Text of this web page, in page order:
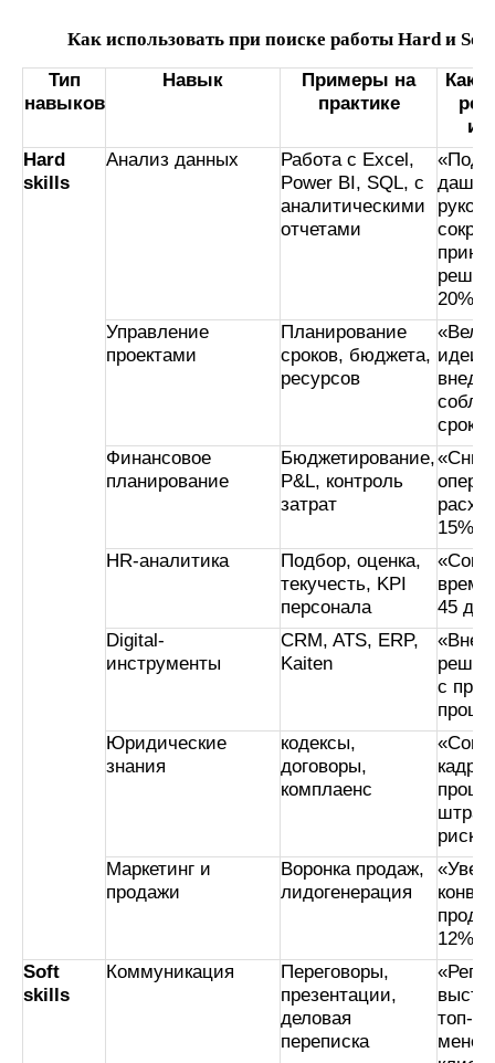
Как использовать при поиске работы Hard и
Тип
навыков
Навык
Примеры на
практике
Как
Hard
skills
Анализ данных
Работа с Excel,
Power BI, SQL, с
аналитическими
отчетами
20%»
Управление
проектами
Планирование
сроков, бюджета,
ресурсов
«Вел
идеи
Финансовое
планирование
Бюджетирование,
P&L, контроль
затрат
15%»
HR-аналитика
Подбор, оценка,
текучесть, KPI
персонала
45 до
Digital-
инструменты
CRM, ATS, ERP,
Kaiten
с
Юридические
знания
кодексы,
договоры,
комплаенс
Маркетинг и
продажи
Воронка продаж,
лидогенерация
12%»
Soft
skills
Коммуникация
Переговоры,
презентации,
деловая
переписка
топ-